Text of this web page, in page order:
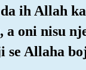
ih Allah
a oni nisu
se Allaha